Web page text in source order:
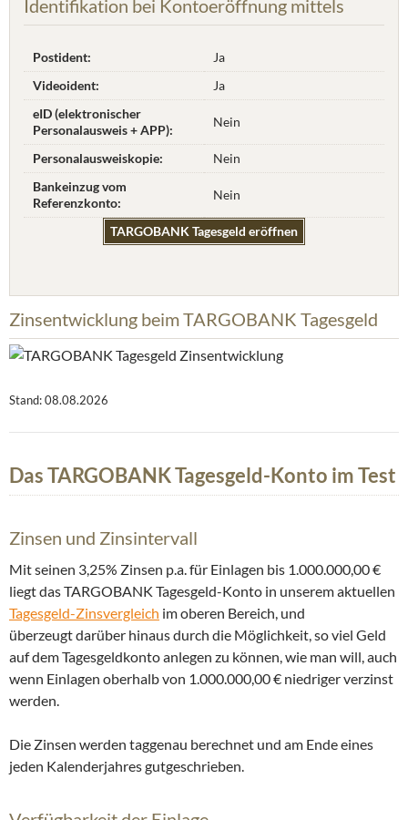
Identifikation bei Kontoeröffnung mittels
Postident:
Ja
Videoident:
Ja
eID (elektronischer
Personalausweis + APP):
Nein
Personalausweiskopie:
Nein
Bankeinzug vom
Referenzkonto:
Nein
TARGOBANK Tagesgeld eröffnen
Zinsentwicklung beim TARGOBANK Tagesgeld
Stand: 08.08.2026
Das TARGOBANK Tagesgeld-Konto im Test
Zinsen und Zinsintervall
Mit seinen 3,25% Zinsen p.a. für Einlagen bis 1.000.000,00 €
liegt das TARGOBANK Tagesgeld-Konto in unserem aktuellen
Tagesgeld-Zinsvergleich im oberen Bereich, und
überzeugt darüber hinaus durch die Möglichkeit, so viel Geld
auf dem Tagesgeldkonto anlegen zu können, wie man will, auch
wenn Einlagen oberhalb von 1.000.000,00 € niedriger verzinst
werden.
Die Zinsen werden taggenau berechnet und am Ende eines
jeden Kalenderjahres gutgeschrieben.